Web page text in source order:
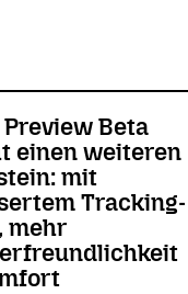
Beta
einen weiteren
mit
Tracking-
mehr